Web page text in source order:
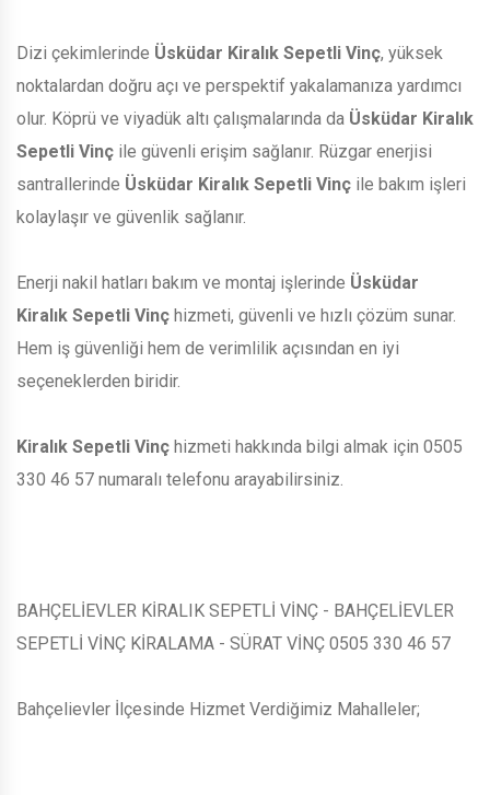
Dizi çekimlerinde Üsküdar Kiralık Sepetli Vinç, yüksek
noktalardan doğru açı ve perspektif yakalamanıza yardımcı
olur. Köprü ve viyadük altı çalışmalarında da Üsküdar Kiralık
Sepetli Vinç ile güvenli erişim sağlanır. Rüzgar enerjisi
santrallerinde Üsküdar Kiralık Sepetli Vinç ile bakım işleri
kolaylaşır ve güvenlik sağlanır.
Enerji nakil hatları bakım ve montaj işlerinde Üsküdar
Kiralık Sepetli Vinç hizmeti, güvenli ve hızlı çözüm sunar.
Hem iş güvenliği hem de verimlilik açısından en iyi
seçeneklerden biridir.
Kiralık Sepetli Vinç hizmeti hakkında bilgi almak için 0505
330 46 57 numaralı telefonu arayabilirsiniz.
BAHÇELİEVLER KİRALIK SEPETLİ VİNÇ - BAHÇELİEVLER
SEPETLİ VİNÇ KİRALAMA - SÜRAT VİNÇ 0505 330 46 57
Bahçelievler İlçesinde Hizmet Verdiğimiz Mahalleler;